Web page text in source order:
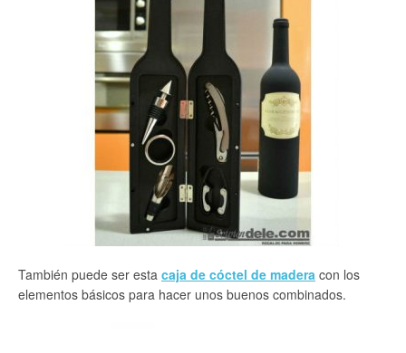
También puede ser esta caja de cóctel de madera con los
elementos básicos para hacer unos buenos combinados.